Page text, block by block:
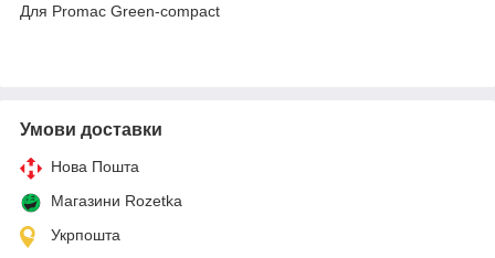
Для Promac Green-compact
Умови доставки
Нова Пошта
Магазини Rozetka
Укрпошта